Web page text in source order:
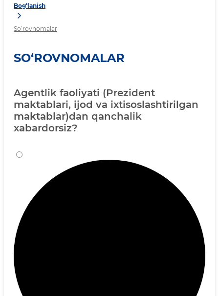
Bog‘lanish
So‘rovnomalar
SO‘ROVNOMALAR
Agentlik faoliyati (Prezident
maktablari, ijod va ixtisoslashtirilgan
maktablar)dan qanchalik
xabardorsiz?